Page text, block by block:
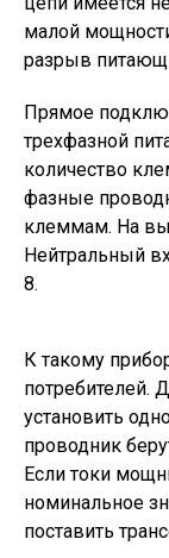
малой
разрыв
Прямое
трехфазной
количество
фазные
клеммам. На
Нейтральный
8.
К такому
потребителей.
установить
проводник
Если токи
номинальное
поставить